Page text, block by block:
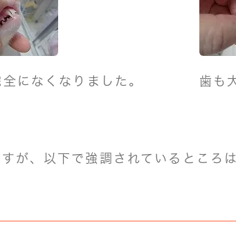
になくなりました。 歯も
が、以下で強調されているところ